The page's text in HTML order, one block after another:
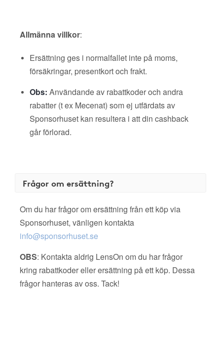
Allmänna villkor:
Ersättning ges i normalfallet inte på moms,
försäkringar, presentkort och frakt.
Obs: Användande av rabattkoder och andra
rabatter (t ex Mecenat) som ej utfärdats av
Sponsorhuset kan resultera i att din cashback
går förlorad.
Frågor om ersättning?
Om du har frågor om ersättning från ett köp via
Sponsorhuset, vänligen kontakta
info@sponsorhuset.se
OBS: Kontakta aldrig LensOn om du har frågor
kring rabattkoder eller ersättning på ett köp. Dessa
frågor hanteras av oss. Tack!